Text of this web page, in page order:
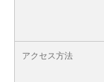
アクセス方法